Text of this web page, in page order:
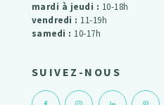
mardi à jeudi : 10-18h
vendredi : 11-19h
samedi : 10-17h
SUIVEZ-NOUS